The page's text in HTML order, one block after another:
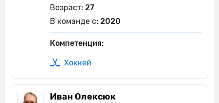
Возраст: 27
В команде с: 2020
Компетенция:
Хоккей
Иван Олексюк